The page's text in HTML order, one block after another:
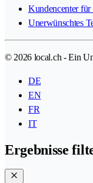
Kundencenter für
Unerwünschtes
© 2026 local.ch - Ein
DE
EN
FR
IT
Ergebnisse